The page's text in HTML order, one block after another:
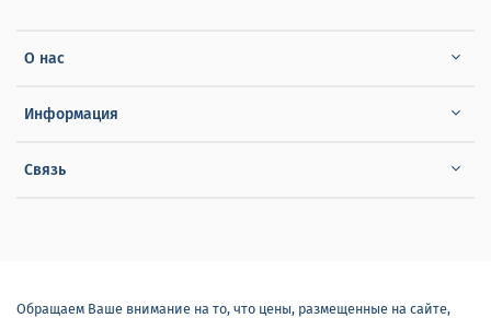
О нас
Информация
Связь
Обращаем Ваше внимание на то, что цены, размещенные на сайте,